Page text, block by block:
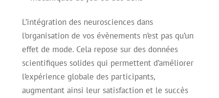
L’intégration des neurosciences dans
l’organisation de vos évènements n’est pas qu’un
effet de mode. Cela repose sur des données
scientifiques solides qui permettent d’améliorer
l’expérience globale des participants,
augmentant ainsi leur satisfaction et le succès